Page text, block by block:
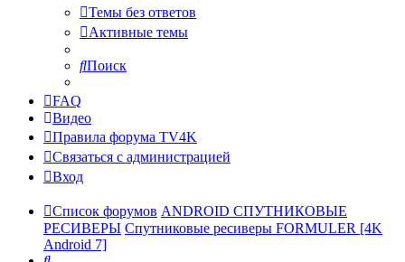
Темы без ответов
Активные темы
Поиск
FAQ
Видео
Правила форума TV4K
Связаться с администрацией
Вход
Список форумов ANDROID СПУТНИКОВЫЕ
РЕСИВЕРЫ Спутниковые ресиверы FORMULER [4K
Android 7]